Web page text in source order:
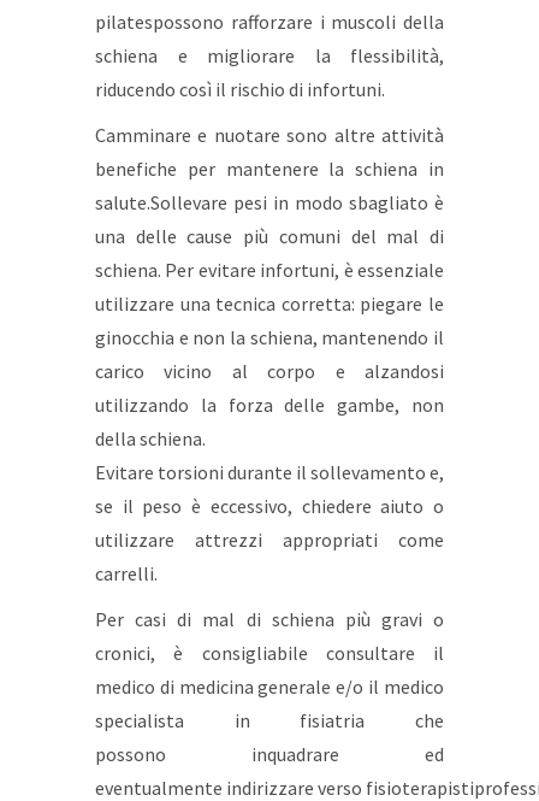
pilatespossono rafforzare i muscoli della
schiena e migliorare la flessibilità,
riducendo così il rischio di infortuni.
Camminare e nuotare sono altre attività
benefiche per mantenere la schiena in
salute.Sollevare pesi in modo sbagliato è
una delle cause più comuni del mal di
schiena. Per evitare infortuni, è essenziale
utilizzare una tecnica corretta: piegare le
ginocchia e non la schiena, mantenendo il
carico vicino al corpo e alzandosi
utilizzando la forza delle gambe, non
della schiena.
Evitare torsioni durante il sollevamento e,
se il peso è eccessivo, chiedere aiuto o
utilizzare attrezzi appropriati come
carrelli.
Per casi di mal di schiena più gravi o
cronici, è consigliabile consultare il
medico di medicina generale e/o il medico
specialista in fisiatria che
possono inquadrare ed
eventualmente indirizzare verso